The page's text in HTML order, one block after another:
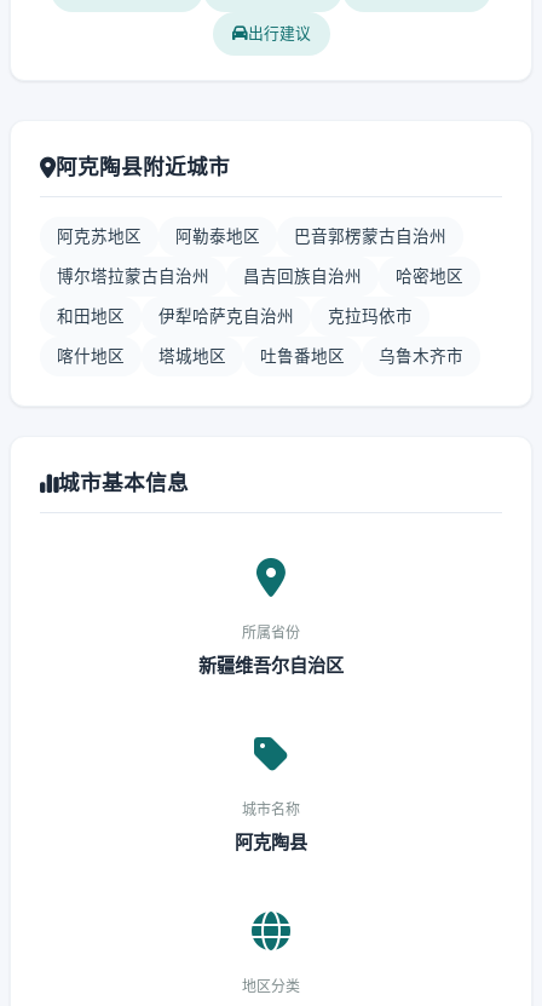
出行建议
阿克陶县附近城市
阿克苏地区 阿勒泰地区 巴音郭楞蒙古自治州
博尔塔拉蒙古自治州 昌吉回族自治州 哈密地区
和田地区 伊犁哈萨克自治州 克拉玛依市
喀什地区 塔城地区 吐鲁番地区 乌鲁木齐市
城市基本信息
所属省份
新疆维吾尔自治区
城市名称
阿克陶县
地区分类